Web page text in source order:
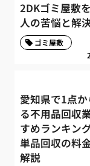
2DKゴミ屋敷
人の苦悩と解
ゴミ屋敷
愛知県で1点
る不用品回収
すめランキン
単品回収の料
解説